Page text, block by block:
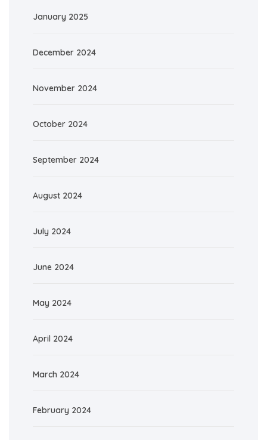
January 2025
December 2024
November 2024
October 2024
September 2024
August 2024
July 2024
June 2024
May 2024
April 2024
March 2024
February 2024